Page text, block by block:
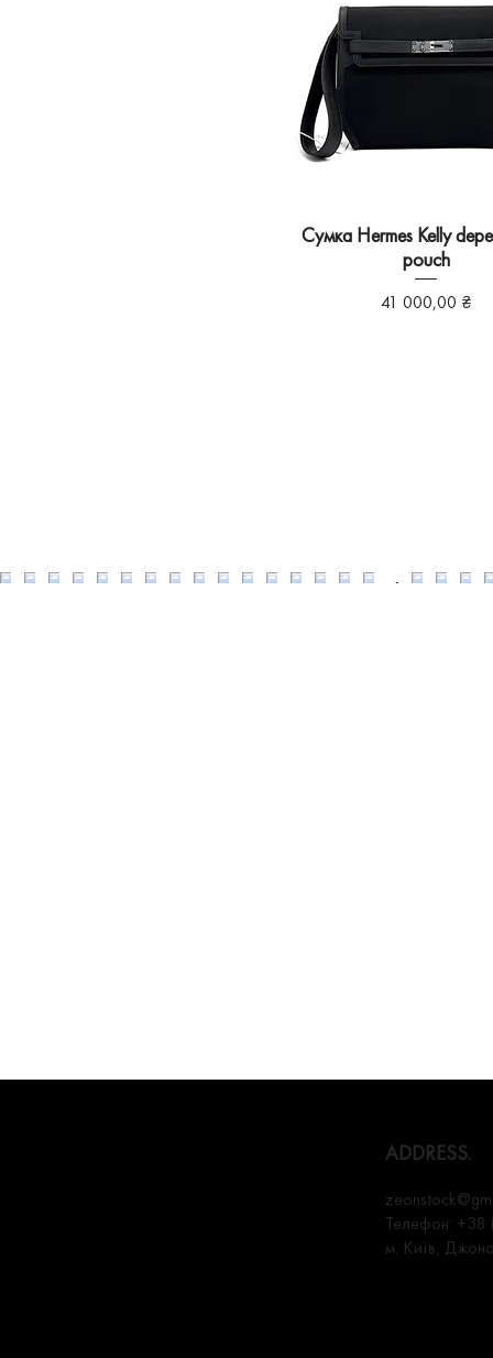
Сумка Hermes Kelly
pouch
Ціна
41 000,00 ₴
ADDRESS.
Телефон: +38
м. Київ,